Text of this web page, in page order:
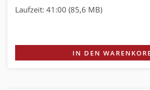
Laufzeit: 41:00 (85,6 MB)
IN DEN